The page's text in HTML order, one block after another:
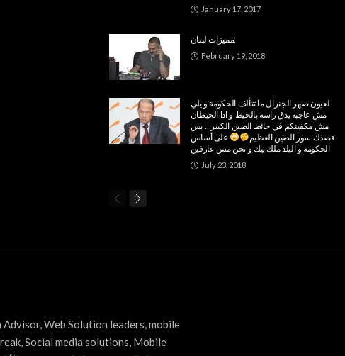
January 17, 2017
مميزات لبنان:
February 19, 2018
لعيون صهر الجنرال ما تتألف الحكومة و يلي
مش عاجبه يدق راسه بالحيط و اذا الحيطان
مش مكفينكم في حائط الصين الكبير… بس
قصدك سور الصين العظيم
على أساس
الحكومة و البلد ملك بيك و نحن مش عارفين
July 23, 2018
Advisor, Web Solution leaders, mobile
Social media solutions, Mobile